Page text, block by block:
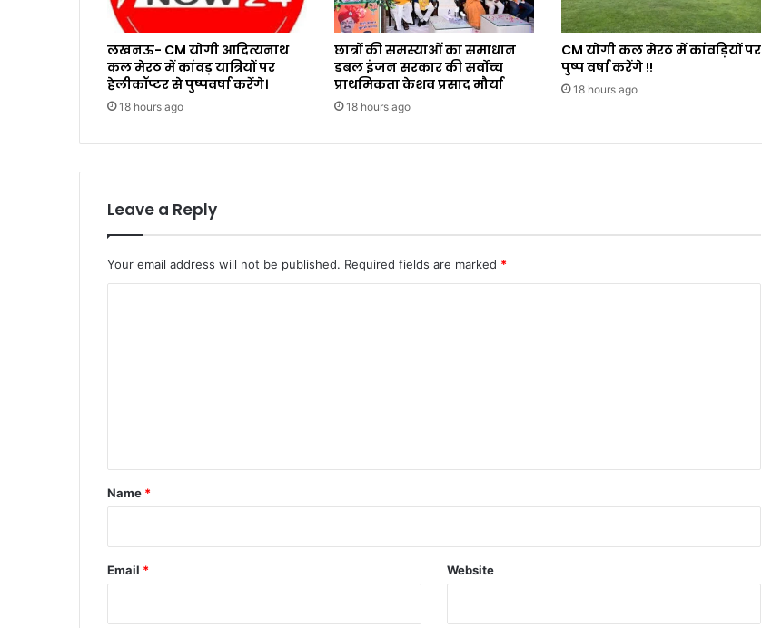
लखनऊ- CM योगी आदित्यनाथ
कल मेरठ में कांवड़ यात्रियों पर
हेलीकॉप्टर से पुष्पवर्षा करेंगे।
18 hours ago
छात्रों की समस्याओं का समाधान
डबल इंजन सरकार की सर्वोच्च
प्राथमिकता केशव प्रसाद मौर्या
18 hours ago
CM योगी कल मेरठ में कांवड़ियों पर
पुष्प वर्षा करेंगे !!
18 hours ago
Leave a Reply
Your email address will not be published. Required fields are marked *
*
Name *
Email * Website